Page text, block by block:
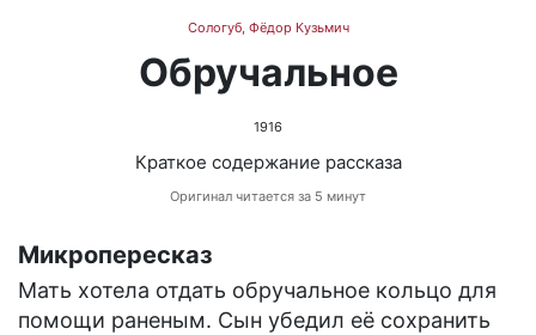
Сологуб, Фёдор Кузьмич
Обручальное
1916
Краткое содержание рассказа
Оригинал читается за 5 минут
Микропересказ
Мать хотела отдать обручальное кольцо для
помощи раненым. Сын убедил её сохранить